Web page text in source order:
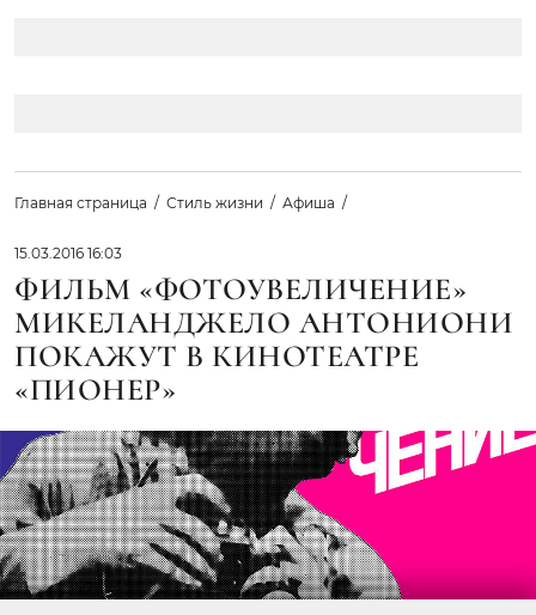
Главная страница Стиль жизни Афиша
15.03.2016 16:03
ФИЛЬМ «ФОТОУВЕЛИЧЕНИЕ»
МИКЕЛАНДЖЕЛО АНТОНИОНИ
ПОКАЖУТ В КИНОТЕАТРЕ
«ПИОНЕР»